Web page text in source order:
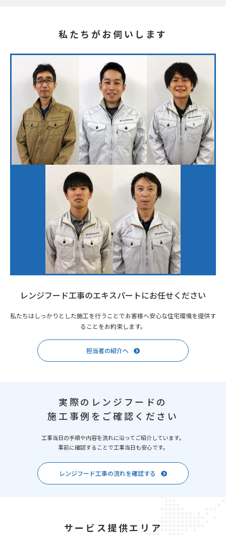
私たちがお伺いします
レンジフード工事のエキスパートにお任せください
私たちはしっかりとした施工を行うことでお客様へ安心な住宅環境を提供す
ることをお約束します。
担当者の紹介へ
実際のレンジフードの
施工事例をご確認ください
工事当日の手順や内容を流れに沿ってご紹介しています。
事前に確認することで工事当日も安心です。
レンジフード工事の流れを確認する
サービス提供エリア